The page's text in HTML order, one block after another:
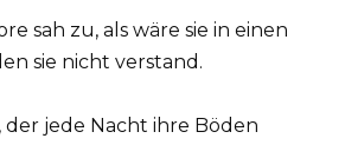
sah zu, als wäre sie in einen
sie nicht verstand.
der jede Nacht ihre Böden